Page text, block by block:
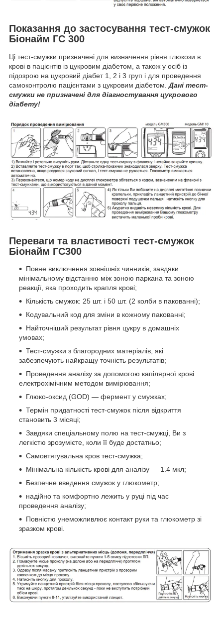
Показання до застосування тест-смужок
Біонайм ГС 300
Ці тест-смужки призначені для визначення рівня глюкози в
крові в пацієнтів із цукровим діабетом, а також у осіб із
підозрою на цукровий діабет 1, 2 і 3 груп і для проведення
самоконтролю пацієнтами з цукровим діабетом.Дані тест-
смужки не призначені для діагностування цукрового
діабету!
Переваги та властивості тест-смужок
Біонайм ГС300
Повне виключення зовнішніх чинників, завдяки
мінімальному відстанню між зоною паркана та зоною
реакції, яка проходить крапля крові;
Кількість смужок: 25 шт. і 50 шт. (2 колби в пакованні);
Кодувальний код для зміни в кожному пакованні;
Найточніший результат рівня цукру в домашніх
умовах;
Тест-смужки з благородних матеріалів, які
забезпечують найкращу точність результатів;
Проведення аналізу за допомогою капілярної крові
електрохімічним методом вимірювання;
Глюко-оксид (GOD) — фермент у смужках;
Термін придатності тест-смужок після відкриття
становить 3 місяці;
Завдяки спеціальному полю на тест-смужці, Ви з
легкістю зрозумієте, коли її буде достатньо;
Самовтягувальна кров тест-смужка;
Мінімальна кількість крові для аналізу — 1.4 мкл;
Безпечне введення смужок у глюкометр;
надійно та комфортно лежить у руці під час
проведення аналізу;
Повністю унеможливлює контакт руки та глюкометр зі
зразком крові.